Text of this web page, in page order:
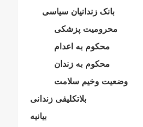
بانک زندانیان سیاسی
محرومیت پزشکی
محکوم بە اعدام
محکوم بە زندان
وضعیت وخیم سلامت
بلاتکلیفی زندانی
بیانیە